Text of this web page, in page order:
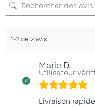
1-2 de 2 avis
Marie D.
Utilisateur
Livraison